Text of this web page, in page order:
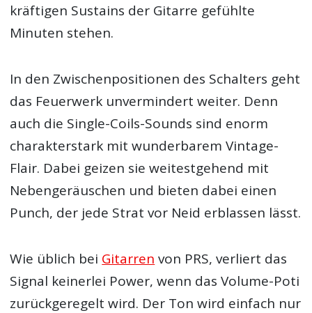
kräftigen Sustains der Gitarre gefühlte
Minuten stehen.
In den Zwischenpositionen des Schalters geht
das Feuerwerk unvermindert weiter. Denn
auch die Single-Coils-Sounds sind enorm
charakterstark mit wunderbarem Vintage-
Flair. Dabei geizen sie weitestgehend mit
Nebengeräuschen und bieten dabei einen
Punch, der jede Strat vor Neid erblassen lässt.
Wie üblich bei Gitarren von PRS, verliert das
Signal keinerlei Power, wenn das Volume-Poti
zurückgeregelt wird. Der Ton wird einfach nur